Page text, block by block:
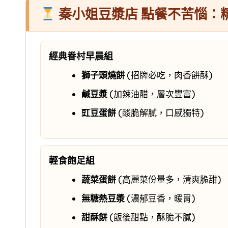
秦小姐豆漿店 點餐不苦惱：
經典眷村早晨組
獅子頭燒餅 (招牌必吃，肉香餅酥)
鹹豆漿 (加辣油醋，層次豐富)
豇豆蛋餅 (酸脆解膩，口感獨特)
輕食飽足組
蔬菜蛋餅 (高麗菜份量多，清爽脆甜)
無糖熱豆漿 (濃郁豆香，暖胃)
甜酥餅 (飯後甜點，酥脆不膩)